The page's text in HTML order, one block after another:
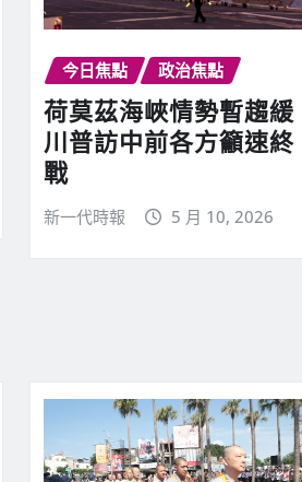
今日焦點 政治焦點
荷莫茲海峽情勢暫趨緩
川普訪中前各方籲速終
戰
新一代時報 5 月 10, 2026